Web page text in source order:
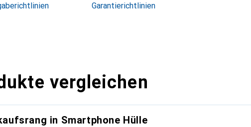
Garantierichtlinien
vergleichen
in Smartphone Hülle